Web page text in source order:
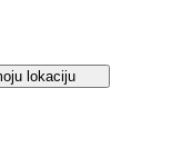
lokaciju